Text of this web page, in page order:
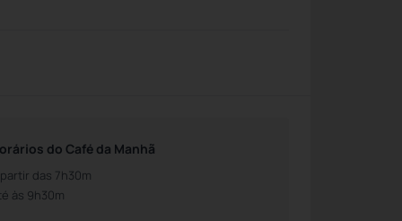
do Café da Manhã
das 7h30m
às 9h30m